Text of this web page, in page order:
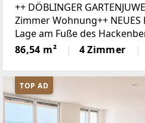
++ DÖBLINGER
Zimmer Wohnung++ NEUES
Lage am Fuße des
FÜR DEN KÄUFER ++Im
Walde im 19. Bezirk
86,54 m² 4 Zimmer
TOP AD